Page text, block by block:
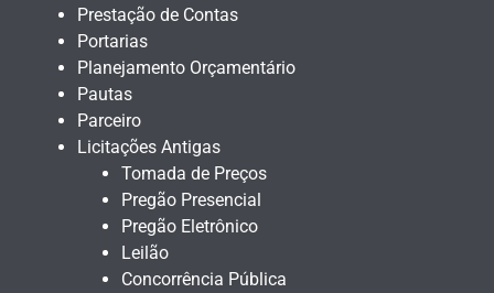
Prestação de Contas
Portarias
Planejamento Orçamentário
Pautas
Parceiro
Licitações Antigas
Tomada de Preços
Pregão Presencial
Pregão Eletrônico
Leilão
Concorrência Pública